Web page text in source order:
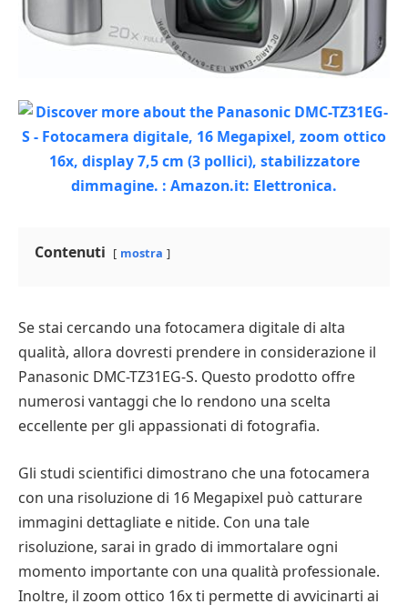
Contenuti mostra
Se stai cercando una fotocamera digitale di alta
qualità, allora dovresti prendere in considerazione il
Panasonic DMC-TZ31EG-S. Questo prodotto offre
numerosi vantaggi che lo rendono una scelta
eccellente per gli appassionati di fotografia.
Gli studi scientifici dimostrano che una fotocamera
con una risoluzione di 16 Megapixel può catturare
immagini dettagliate e nitide. Con una tale
risoluzione, sarai in grado di immortalare ogni
momento importante con una qualità professionale.
Inoltre, il zoom ottico 16x ti permette di avvicinarti ai